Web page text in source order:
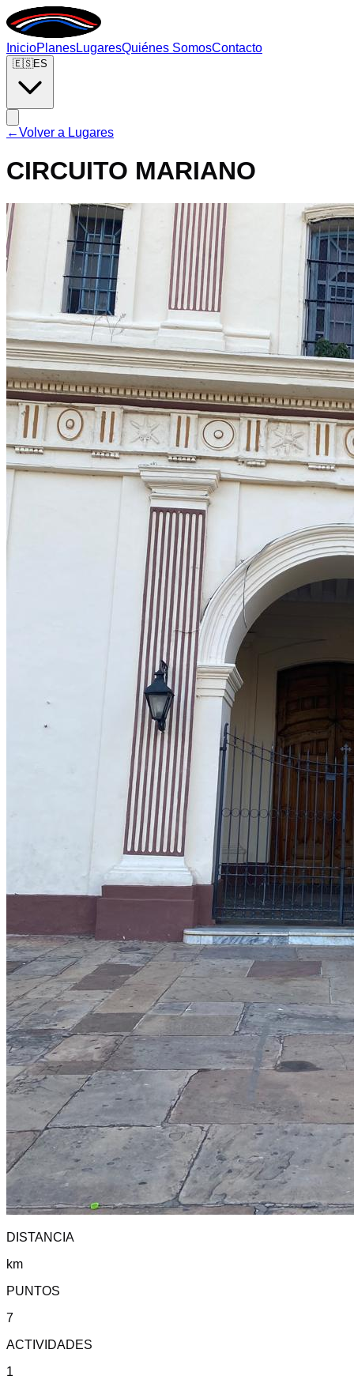
InicioPlanesLugaresQuiénes SomosContacto
🇪🇸ES
←Volver a Lugares
CIRCUITO MARIANO
DISTANCIA
km
PUNTOS
7
ACTIVIDADES
1